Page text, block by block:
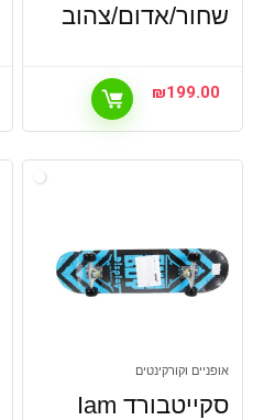
שחור/אדום/צהוב
₪199.00
אופניים וקורקינטים
סקייטבורד Iam